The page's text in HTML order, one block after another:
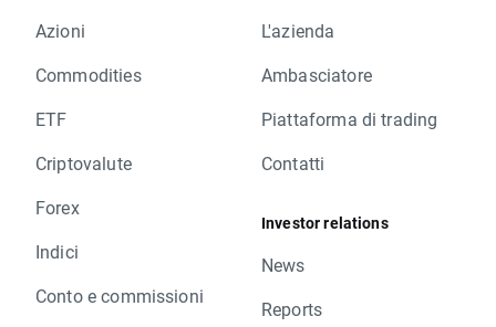
Azioni
Commodities
ETF
Criptovalute
Forex
Indici
Conto e commissioni
L'azienda
Ambasciatore
Piattaforma di trading
Contatti
Investor relations
News
Reports